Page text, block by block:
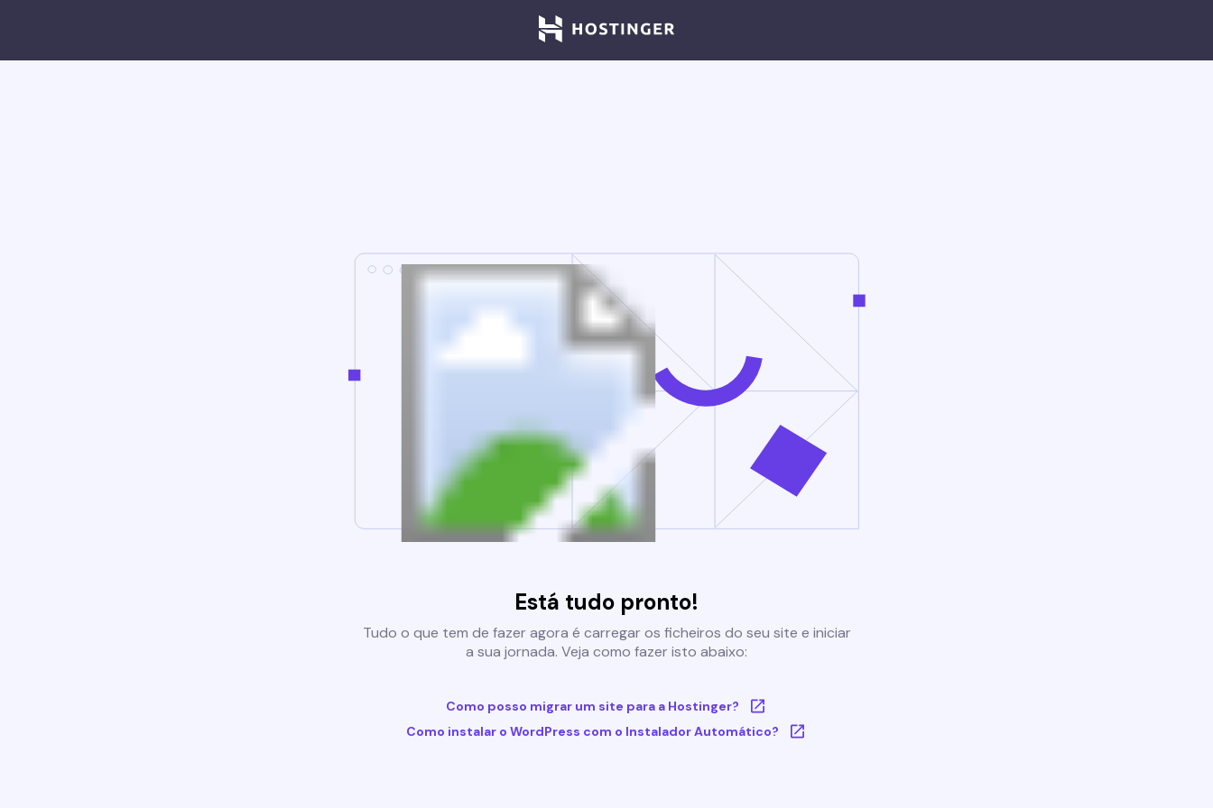
Está tudo pronto!
Tudo o que tem de fazer agora é carregar os ficheiros do seu site e iniciar
a sua jornada. Veja como fazer isto abaixo:
Como posso migrar um site para a Hostinger?
Como instalar o WordPress com o Instalador Automático?